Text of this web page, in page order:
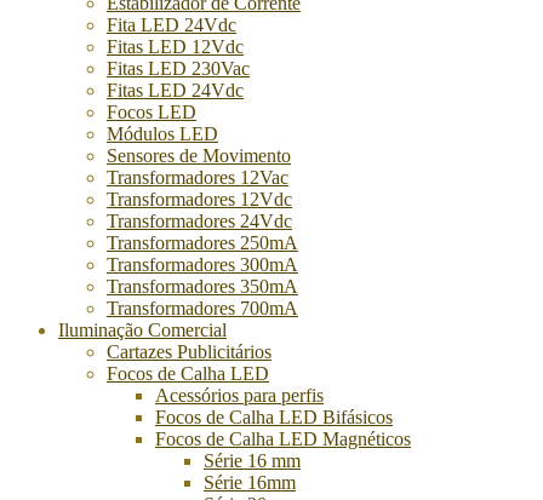
Fita LED 24Vdc
Fitas LED 12Vdc
Fitas LED 230Vac
Fitas LED 24Vdc
Focos LED
Módulos LED
Sensores de Movimento
Transformadores 12Vac
Transformadores 12Vdc
Transformadores 24Vdc
Transformadores 250mA
Transformadores 300mA
Transformadores 350mA
Transformadores 700mA
Iluminação Comercial
Cartazes Publicitários
Focos de Calha LED
Acessórios para perfis
Focos de Calha LED Bifásicos
Focos de Calha LED Magnéticos
Série 16 mm
Série 16mm